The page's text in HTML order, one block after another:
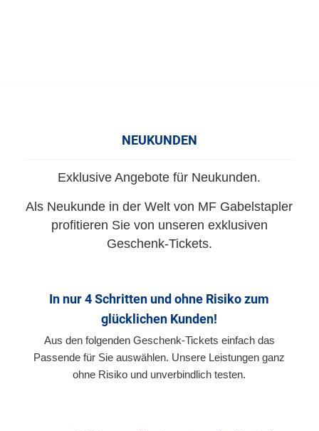
NEUKUNDEN
Exklusive Angebote für Neukunden.
Als Neukunde in der Welt von MF Gabelstapler
profitieren Sie von unseren exklusiven
Geschenk-Tickets.
In nur 4 Schritten und ohne Risiko zum
glücklichen Kunden!
Aus den folgenden Geschenk-Tickets einfach das
Passende für Sie auswählen. Unsere Leistungen ganz
ohne Risiko und unverbindlich testen.